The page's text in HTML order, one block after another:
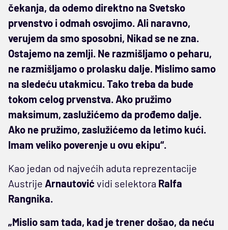
čekanja, da odemo direktno na Svetsko
prvenstvo i odmah osvojimo. Ali naravno,
verujem da smo sposobni, Nikad se ne zna.
Ostajemo na zemlji. Ne razmišljamo o peharu,
ne razmišljamo o prolasku dalje. Mislimo samo
na sledeću utakmicu. Tako treba da bude
tokom celog prvenstva. Ako pružimo
maksimum, zaslužićemo da prođemo dalje.
Ako ne pružimo, zaslužićemo da letimo kući.
Imam veliko poverenje u ovu ekipu“.
Kao jedan od najvećih aduta reprezentacije
Austrije Arnautović vidi selektora Ralfa
Rangnika.
„Mislio sam tada, kad je trener došao, da neću